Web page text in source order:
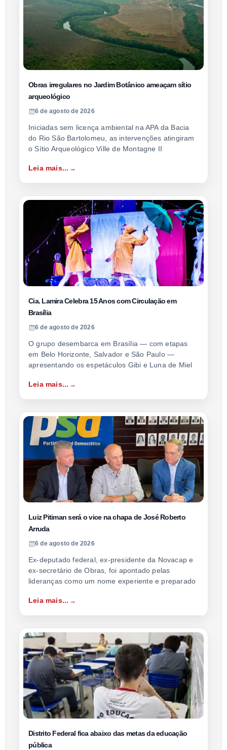
Obras irregulares no Jardim Botânico ameaçam sítio
arqueológico
6 de agosto de 2026
Iniciadas sem licença ambiental na APA da Bacia
do Rio São Bartolomeu, as intervenções atingiram
o Sítio Arqueológico Ville de Montagne II
Leia mais...
Cia. Lamira Celebra 15 Anos com Circulação em
Brasília
6 de agosto de 2026
O grupo desembarca em Brasília — com etapas
em Belo Horizonte, Salvador e São Paulo —
apresentando os espetáculos Gibi e Luna de Miel
Leia mais...
Luiz Pitiman será o vice na chapa de José Roberto
Arruda
6 de agosto de 2026
Ex-deputado federal, ex-presidente da Novacap e
ex-secretário de Obras, foi apontado pelas
lideranças como um nome experiente e preparado
Leia mais...
Distrito Federal fica abaixo das metas da educação
pública